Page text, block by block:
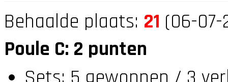
Behaalde plaats: 21 (06-07-
Poule C: 2 punten